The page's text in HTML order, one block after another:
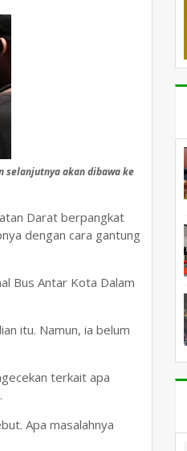
selanjutnya akan dibawa ke
Darat berpangkat
dengan cara gantung
Bus Antar Kota Dalam
itu. Namun, ia belum
terkait apa
Apa masalahnya